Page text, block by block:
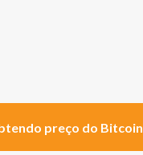
preço do Bitcoin